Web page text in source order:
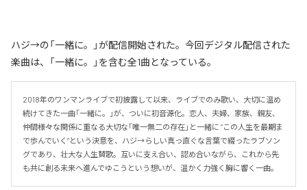
ハジ→の「一緒に。」が配信開始された。今回デジタル配信された
楽曲は、「一緒に。」を含む全1曲となっている。
2018年のワンマンライブで初披露して以来、ライブでのみ歌い、大切に温め
続けてきた一曲「一緒に。」が、ついに初音源化。恋人、夫婦、家族、親友、
仲間――様々な関係に重なる大切な「唯一無二の存在」と一緒に “この人生を最期ま
で歩んでいく”という決意を、ハジ→らしい真っ直ぐな言葉で綴ったラブソン
グであり、壮大な人生賛歌。互いに支え合い、認め合いながら、これから先
も共に創る未来へ進んでゆこうという想いが、温かく力強く胸に響く一曲。